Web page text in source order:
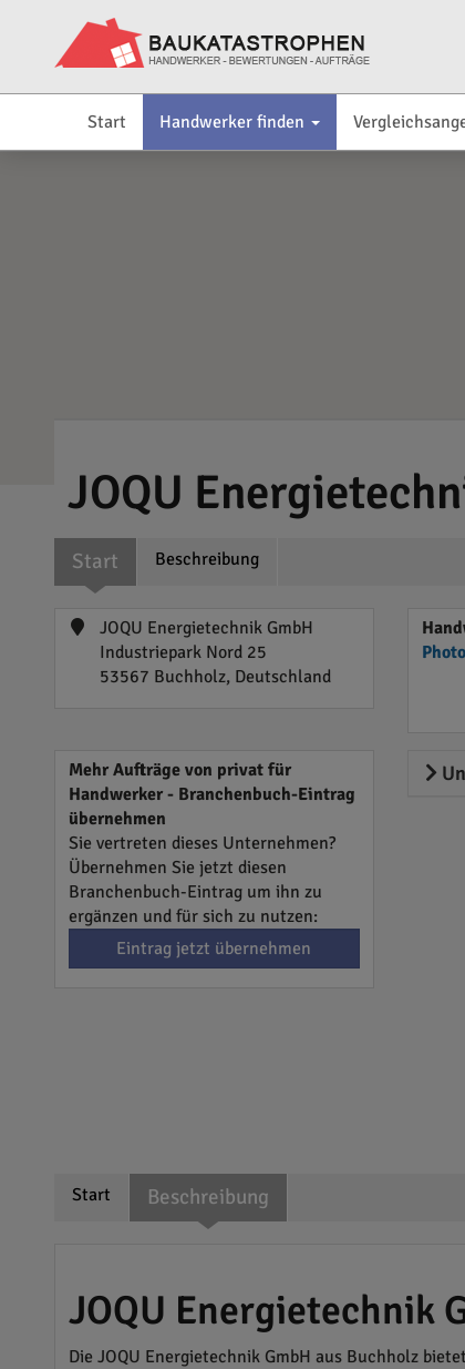
Start Handwerker finden
JOQU
Start Beschreibung
JOQU Energietechnik GmbH
Industriepark Nord 25
53567 Buchholz, Deutschland
Mehr Aufträge von privat für
Handwerker - Branchenbuch-Eintrag
übernehmen
Sie vertreten dieses Unternehmen?
Übernehmen Sie jetzt diesen
Branchenbuch-Eintrag um ihn zu
ergänzen und für sich zu nutzen:
Eintrag jetzt übernehmen
Start Beschreibung
JOQU Energietechnik
Die JOQU Energietechnik GmbH aus Buchholz